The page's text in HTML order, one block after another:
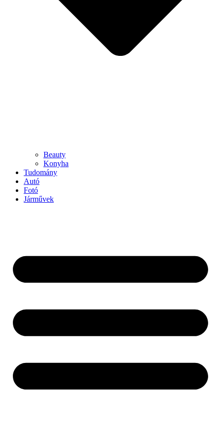
Beauty
Konyha
Tudomány
Autó
Fotó
Járművek